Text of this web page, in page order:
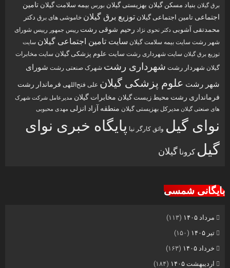
برق گیلان بنیاد مسکن گیلان بهزیستی گیلان بورس بیمه سلامت گیلان تامین
اجتماعی تامین اجتماعی گیلان توزیع برق گیلان خاموشی های برق دکتر
محمدتقی آشوبی دکتر نحوی نژاد رحیم شوقی رشت رییس جمهور رییس شورای
شهر رشت سایت بیمه سلامت گیلان سایت تامین اجتماعی گیلان سایت
توزیع برق گیلان سایت شهرداری رشت سایت علوم پزشکی گیلان سایت مخابرات
گیلان شهردار رشت شهرداری رشت شهرک صنعتی رشت شورای
شهر رشت علوم پزشکی گیلان علی فتح‌اللهی فرماندار رشت
فرمانداری رشت محیط زیست گیلان مخابرات گیلان مدیرعامل شرکت شهرک
های صنعتی گیلان مدیرکل بهزیستی گیلان منطقه آزاد انزلی مهدی محبوبی
نوای گیل واثق کارگر نیا پایگاه خبری نوای
گیل کرونا گیلان
بایگانی شمسی
مرداد ۱۴۰۵
(۱۱۳)
تیر ۱۴۰۵
(۱۵۰)
خرداد ۱۴۰۵
(۱۶۳)
اردیبهشت ۱۴۰۵
(۱۸۴)